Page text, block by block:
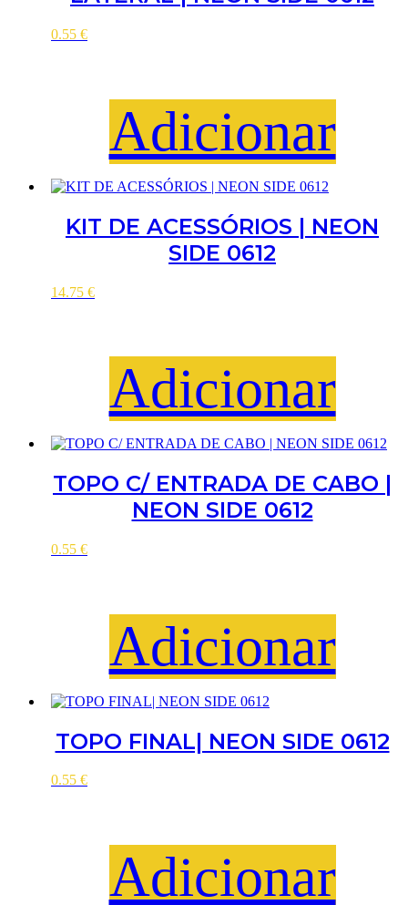
0.55 €
Adicionar
KIT DE ACESSÓRIOS | NEON
SIDE 0612
14.75 €
Adicionar
TOPO C/ ENTRADA DE CABO |
NEON SIDE 0612
0.55 €
Adicionar
TOPO FINAL| NEON SIDE 0612
0.55 €
Adicionar